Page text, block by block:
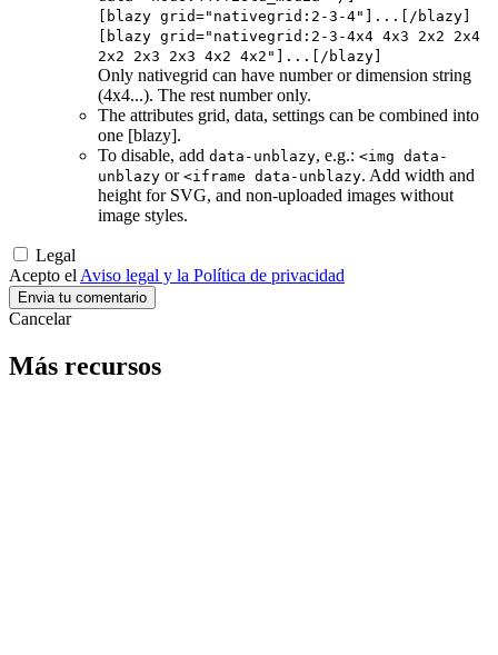
[blazy grid="nativegrid:2-3-4"]...[/blazy]
[blazy grid="nativegrid:2-3-4x4 4x3 2x2 2x4
2x2 2x3 2x3 4x2 4x2"]...[/blazy]
Only nativegrid can have number or dimension string
(4x4...). The rest number only.
The attributes grid, data, settings can be combined into
one [blazy].
To disable, add data-unblazy, e.g.: <img data-
unblazy or <iframe data-unblazy. Add width and
height for SVG, and non-uploaded images without
image styles.
Legal
Acepto el Aviso legal y la Política de privacidad
Cancelar
Más recursos